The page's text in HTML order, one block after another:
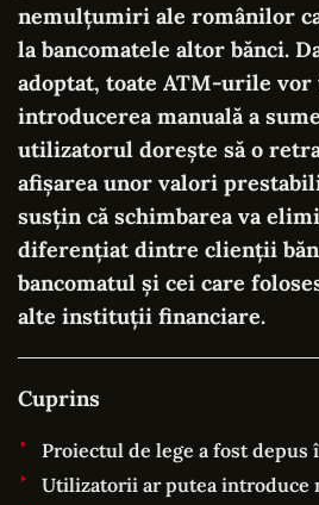
nemulțumiri ale românilor
la bancomatele altor bănci.
adoptat, toate ATM-urile
introducerea manuală a
utilizatorul dorește să o
afișarea unor valori
susțin că schimbarea va
diferențiat dintre clienții
bancomatul și cei care
alte instituții financiare.
Cuprins
Proiectul de lege a fost depus
Utilizatorii ar putea introduce